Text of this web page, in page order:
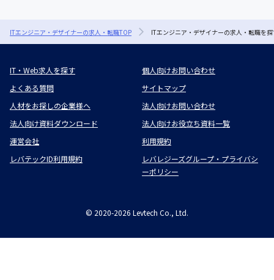
ITエンジニア・デザイナーの求人・転職TOP ITエンジニア・デザイナーの求人・転職を
IT・Web求人を探す
個人向けお問い合わせ
よくある質問
サイトマップ
人材をお探しの企業様へ
法人向けお問い合わせ
法人向け資料ダウンロード
法人向けお役立ち資料一覧
運営会社
利用規約
レバテックID利用規約
レバレジーズグループ・プライバシ
ーポリシー
© 2020-2026 Levtech Co., Ltd.